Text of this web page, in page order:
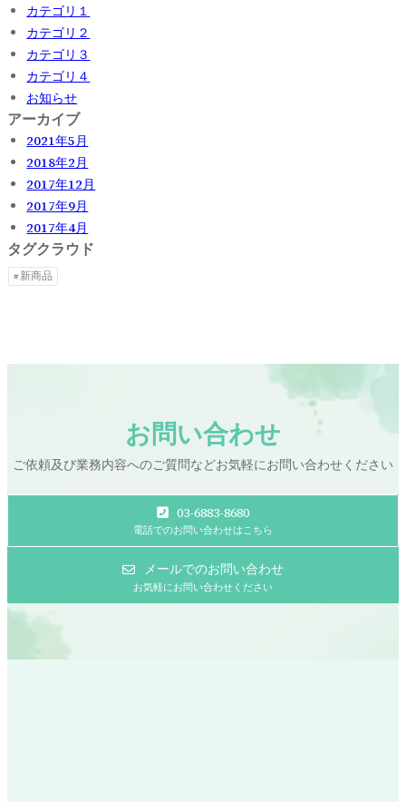
カテゴリ１
カテゴリ２
カテゴリ３
カテゴリ４
お知らせ
アーカイブ
2021年5月
2018年2月
2017年12月
2017年9月
2017年4月
タグクラウド
新商品
お問い合わせ
ご依頼及び業務内容へのご質問などお気軽にお問い合わせください
03-6883-8680
電話でのお問い合わせはこちら
メールでのお問い合わせ
お気軽にお問い合わせください